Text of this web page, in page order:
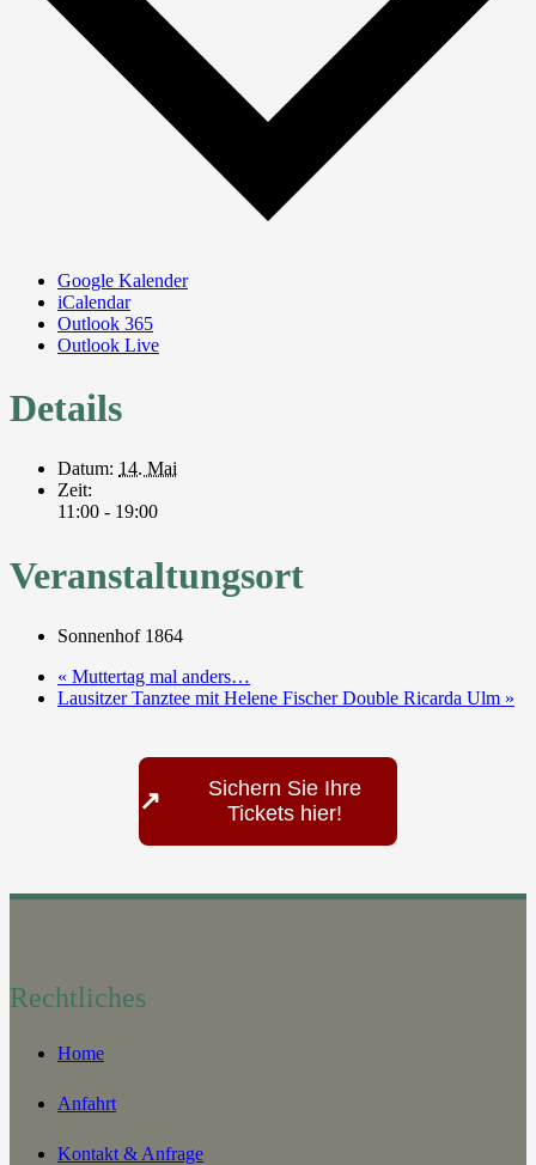
Google Kalender
iCalendar
Outlook 365
Outlook Live
Details
Datum: 14. Mai
Zeit:
11:00 - 19:00
Veranstaltungsort
Sonnenhof 1864
« Muttertag mal anders…
Lausitzer Tanztee mit Helene Fischer Double Ricarda Ulm »
↗
Sichern Sie Ihre
Tickets hier!
Rechtliches
Home
Anfahrt
Kontakt & Anfrage